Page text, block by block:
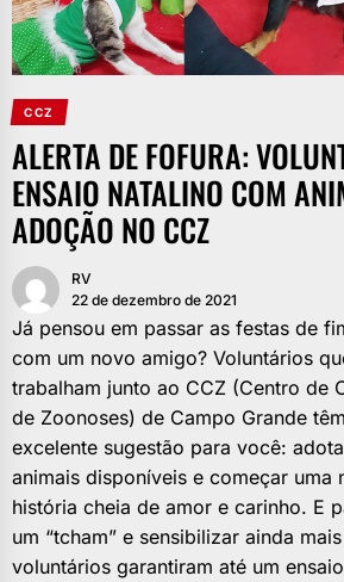
CCZ
ALERTA DE FOFURA:
ENSAIO NATALINO COM
ADOÇÃO NO CCZ
RV
22 de dezembro de 2021
Já pensou em passar as festas de
com um novo amigo? Voluntários
trabalham junto ao CCZ (Centro de
de Zoonoses) de Campo Grande
excelente sugestão para você:
animais disponíveis e começar uma
história cheia de amor e carinho. E
um “tcham” e sensibilizar ainda
voluntários garantiram até um